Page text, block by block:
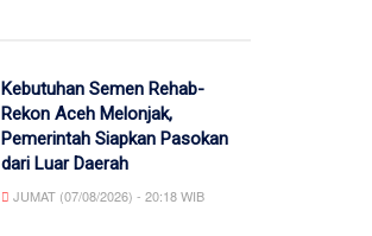
Kebutuhan Semen Rehab-
Rekon Aceh Melonjak,
Pemerintah Siapkan Pasokan
dari Luar Daerah
JUMAT (07/08/2026) - 20:18 WIB